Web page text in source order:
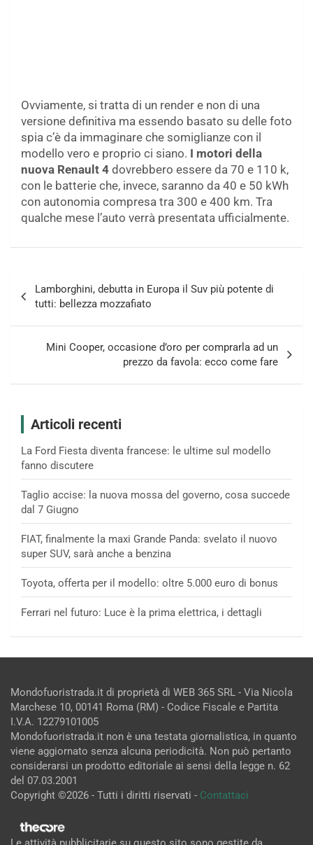
Ovviamente, si tratta di un render e non di una
versione definitiva ma essendo basato su delle foto
spia c’è da immaginare che somiglianze con il
modello vero e proprio ci siano. I motori della
nuova Renault 4 dovrebbero essere da 70 e 110 k,
con le batterie che, invece, saranno da 40 e 50 kWh
con autonomia compresa tra 300 e 400 km. Tra
qualche mese l’auto verrà presentata ufficialmente.
articoli
Lamborghini, debutta in Europa il Suv più potente di
tutti: bellezza mozzafiato
Mini Cooper, occasione d’oro per comprarla ad un
prezzo da favola: ecco come fare
Articoli recenti
La Ford Fiesta diventa francese: le ultime sul modello
fanno discutere
Taglio accise: la nuova mossa del governo, cosa succede
dal 7 Giugno
FIAT, finalmente la maxi Grande Panda: svelato il nuovo
super SUV, sarà anche a benzina
Toyota, offerta per il modello: oltre 5.000 euro di bonus
Ferrari nel futuro: Luce è la prima elettrica, i dettagli
Mondofuoristrada.it di proprietà di WEB 365 SRL - Via Nicola
Marchese 10, 00141 Roma (RM) - Codice Fiscale e Partita
I.V.A. 12279101005
Mondofuoristrada.it non è una testata giornalistica, in quanto
viene aggiornato senza alcuna periodicità. Non può pertanto
considerarsi un prodotto editoriale ai sensi della legge n. 62
del 07.03.2001
Copyright ©2026 - Tutti i diritti riservati - Contattaci